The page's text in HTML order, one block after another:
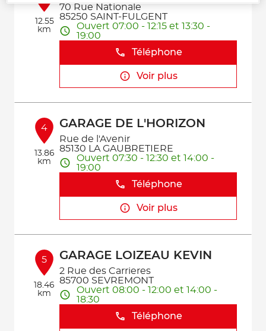
12.55
km
70 Rue Nationale
85250 SAINT-FULGENT
Ouvert 07:00 - 12:15 et 13:30 -
19:00
Téléphone
Voir plus
4
13.86
km
GARAGE DE L'HORIZON
Rue de l'Avenir
85130 LA GAUBRETIERE
Ouvert 07:30 - 12:30 et 14:00 -
19:00
Téléphone
Voir plus
5
18.46
km
GARAGE LOIZEAU KEVIN
2 Rue des Carrieres
85700 SEVREMONT
Ouvert 08:00 - 12:00 et 14:00 -
18:30
Téléphone